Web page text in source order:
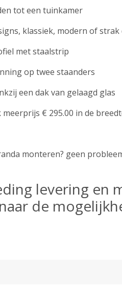
tot een tuinkamer
klassiek, modern of
met staalstrip
op twee staanders
een dak van gelaagd glas
€ 295.00 in de
monteren? geen
levering en
de